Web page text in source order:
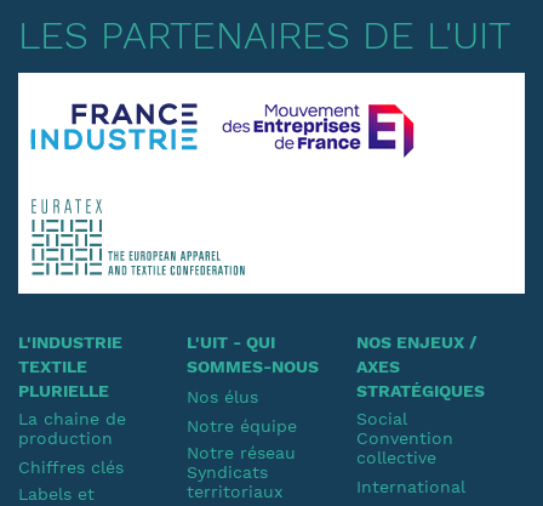
LES PARTENAIRES DE L'UIT
L'INDUSTRIE
TEXTILE
PLURIELLE
La chaine de
production
Chiffres clés
Labels et
L'UIT - QUI
SOMMES-NOUS
Nos élus
Notre équipe
Notre réseau
Syndicats
territoriaux
NOS ENJEUX /
AXES
STRATÉGIQUES
Social
Convention
collective
International